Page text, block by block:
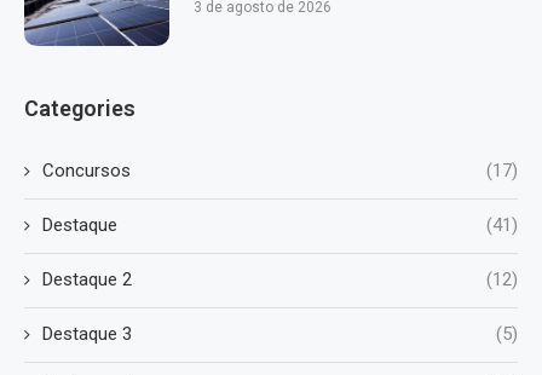
3 de agosto de 2026
Categories
Concursos (17)
Destaque (41)
Destaque 2 (12)
Destaque 3 (5)